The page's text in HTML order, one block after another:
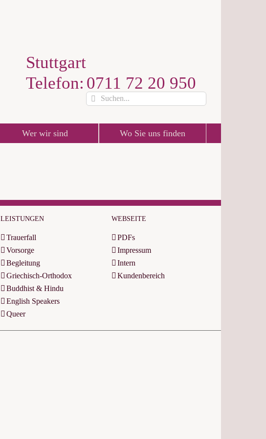
Stuttgart
Telefon: 0711 72 20 950
Suche
nach:
Wer wir sind Wo Sie uns finden
LEISTUNGEN
Trauerfall
Vorsorge
Begleitung
Griechisch-Orthodox
Buddhist & Hindu
English Speakers
Queer
WEBSEITE
PDFs
Impressum
Intern
Kundenbereich